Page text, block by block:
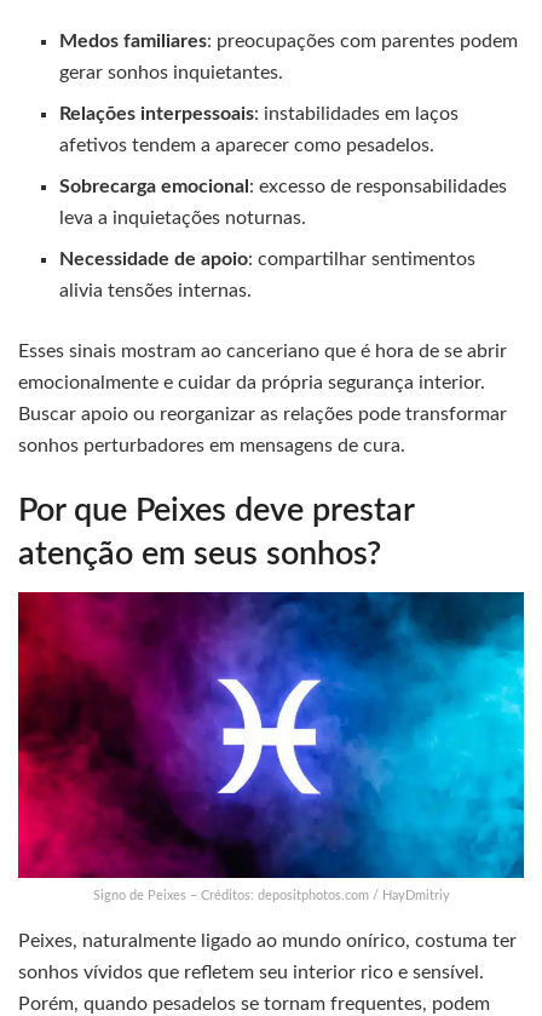
Medos familiares: preocupações com parentes podem
gerar sonhos inquietantes.
Relações interpessoais: instabilidades em laços
afetivos tendem a aparecer como pesadelos.
Sobrecarga emocional : excesso de responsabilidades
leva a inquietações noturnas.
Necessidade de apoio: compartilhar sentimentos
alivia tensões internas.
Esses sinais mostram ao canceriano que é hora de se abrir
emocionalmente e cuidar da própria segurança interior.
Buscar apoio ou reorganizar as relações pode transformar
sonhos perturbadores em mensagens de cura.
Por que Peixes deve prestar
atenção em seus sonhos?
Signo de Peixes – Créditos: depositphotos.com / HayDmitriy
Peixes, naturalmente ligado ao mundo onírico, costuma ter
sonhos vívidos que refletem seu interior rico e sensível.
Porém, quando pesadelos se tornam frequentes, podem